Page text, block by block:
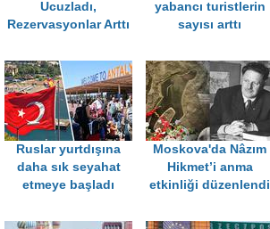
Ucuzladı,
Rezervasyonlar Arttı
yabancı turistlerin
sayısı arttı
Ruslar yurtdışına
daha sık seyahat
etmeye başladı
Moskova'da Nâzım
Hikmet’i anma
etkinliği düzenlendi